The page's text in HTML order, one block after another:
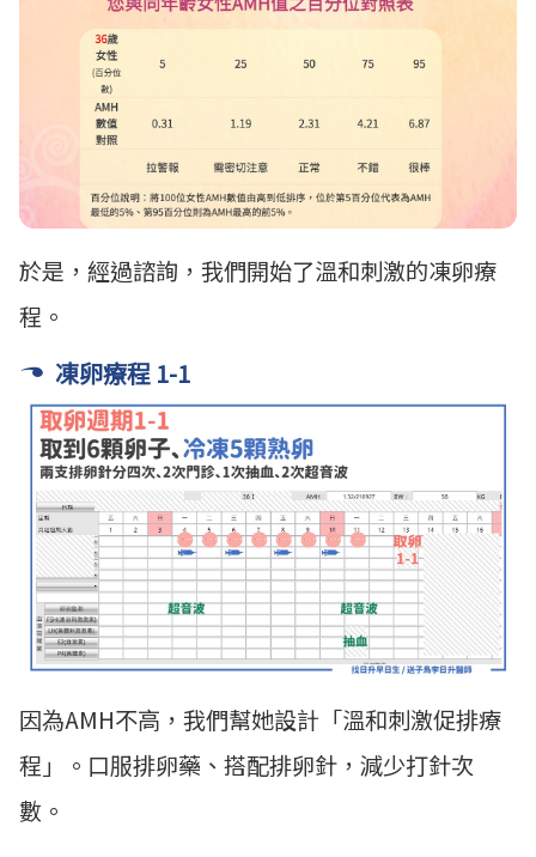
於是，經過諮詢，我們開始了溫和刺激的凍卵療
程。
凍卵療程 1-1
因為AMH不高，我們幫她設計「溫和刺激促排療
程」。口服排卵藥、搭配排卵針，減少打針次
數。